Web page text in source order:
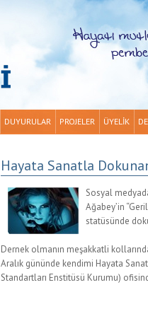
DUYURULAR PROJELER ÜYELİK
Hayata Sanatla
Sosyal
Ağabey’in
statüsünde
Dernek olmanın meşakkatli
Aralık gününde kendimi Hayata
Standartları Enstitüsü Kurumu)